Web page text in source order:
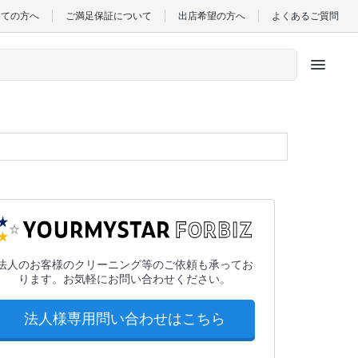
の方へ ご満足保証について 出店希望の方へ よくあるご質問
menu
人のお客様のクリーニング等のご依頼も承ってお
ります。お気軽にお問い合わせください。
法人様専用問い合わせはこちら